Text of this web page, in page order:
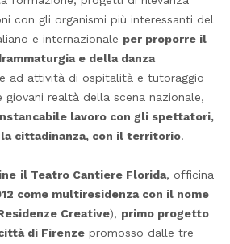
con gli organismi più interessanti del
e internazionale per proporre il
e della danza
ad attività di ospitalità e tutoraggio
realtà della scena nazionale,
lavoro con gli spettatori,
cittadinanza, con il territorio.
il Teatro Cantiere Florida, officina
come multiresidenza con il nome
Creative), primo progetto
di Firenzepromosso dalle tre